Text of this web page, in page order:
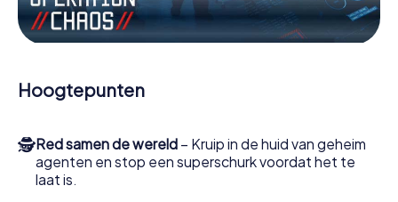
Werk samen als een team, onderschep vijandige
spionnen en lok de handlangers van de schurk naar je toe.
excelleren om de slechteriken te stoppen. In
tegenstelling tot James Bond en Co. zullen jouw daden
jezelf en jouw team in de hoogste score van Berlaar en
krijg toegang tot jouw eigen fotogalerij. De escape game
van myCityHunt verandert Berlaar in jouw eigen
Hoogtepunten
🕵Red samen de wereld – Kruip in de huid van geheim
agenten en stop een superschurk voordat het te
laat is.